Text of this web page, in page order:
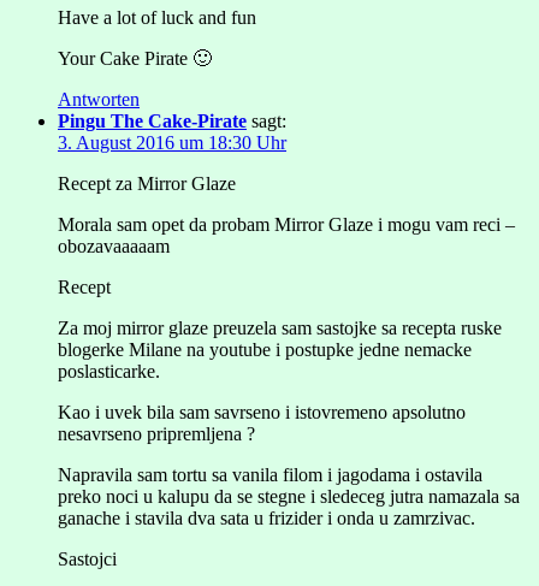
Have a lot of luck and fun
Your Cake Pirate 🙂
Antworten
Pingu The Cake-Pirate sagt:
3. August 2016 um 18:30 Uhr
Recept za Mirror Glaze
Morala sam opet da probam Mirror Glaze i mogu vam reci –
obozavaaaaam
Recept
Za moj mirror glaze preuzela sam sastojke sa recepta ruske
blogerke Milane na youtube i postupke jedne nemacke
poslasticarke.
Kao i uvek bila sam savrseno i istovremeno apsolutno
nesavrseno pripremljena ?
Napravila sam tortu sa vanila filom i jagodama i ostavila
preko noci u kalupu da se stegne i sledeceg jutra namazala sa
ganache i stavila dva sata u frizider i onda u zamrzivac.
Sastojci